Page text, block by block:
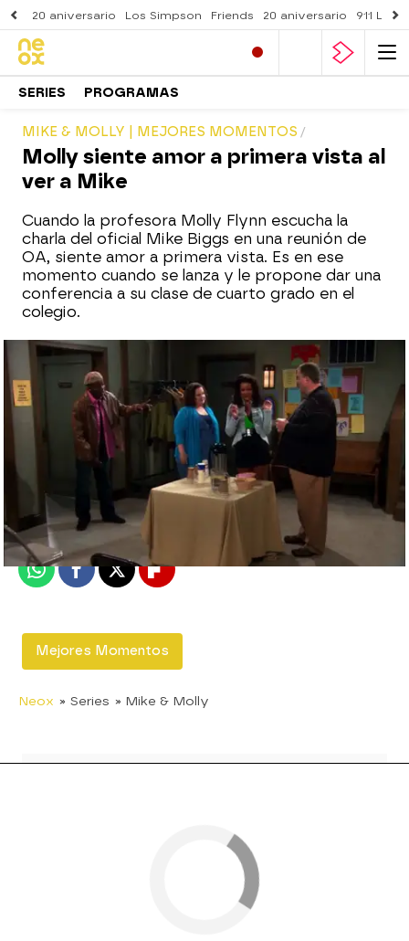
20 aniversario Los Simpson Friends 20 aniversario 911
SERIES PROGRAMAS
MIKE & MOLLY | MEJORES MOMENTOS
Molly siente amor a primera vista al
ver a Mike
Cuando la profesora Molly Flynn escucha la
charla del oficial Mike Biggs en una reunión de
OA, siente amor a primera vista. Es en ese
momento cuando se lanza y le propone dar una
conferencia a su clase de cuarto grado en el
colegio.
Madrid
Publicado:08 de marzo de 2016, 13:13
WhatsappFacebook
X Flipboard
Mejores Momentos
Neox » Series » Mike & Molly